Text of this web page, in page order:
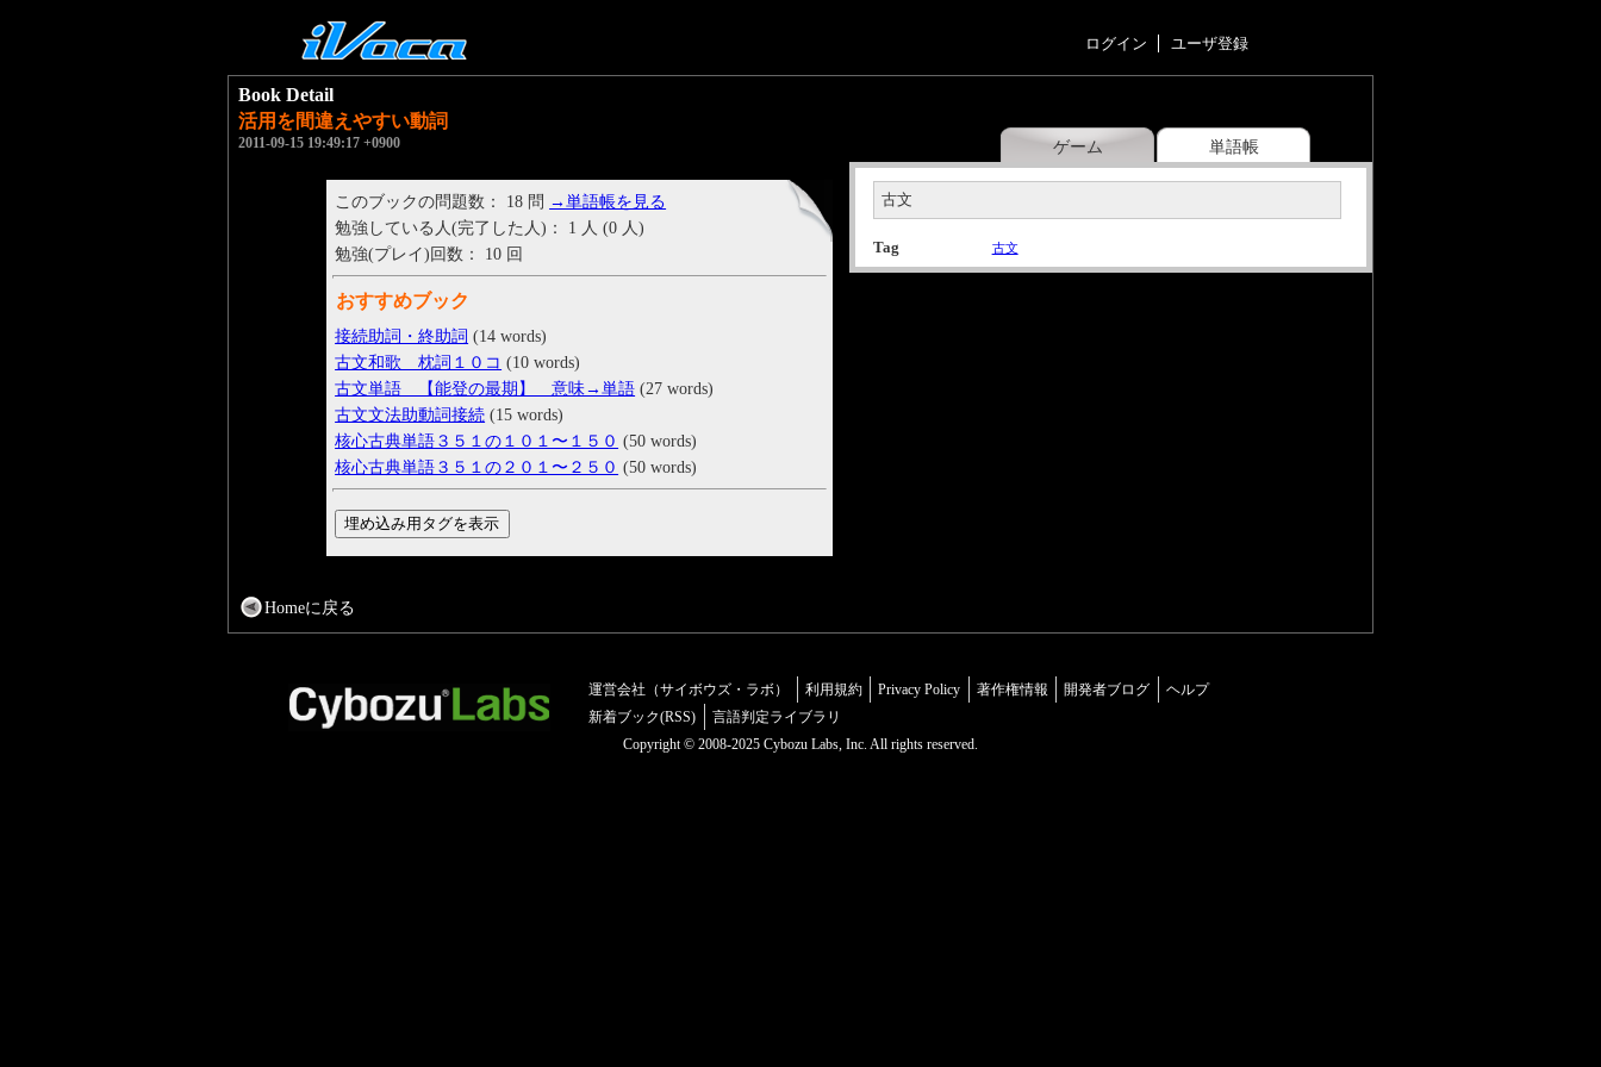
ログイン ユーザ登録
ゲーム 単語帳
Book Detail
活用を間違えやすい動詞
2011-09-15 19:49:17 +0900
古文
Tag 古文
このブックの問題数： 18 問 →単語帳を見る
勉強している人(完了した人)： 1 人 (0 人)
勉強(プレイ)回数： 10 回
おすすめブック
接続助詞・終助詞 (14 words)
古文和歌 枕詞１０コ (10 words)
古文単語 【能登の最期】 意味→単語 (27 words)
古文文法助動詞接続 (15 words)
核心古典単語３５１の１０１〜１５０ (50 words)
核心古典単語３５１の２０１〜２５０ (50 words)
Homeに戻る
運営会社（サイボウズ・ラボ） 利用規約 Privacy Policy 著作権情報 開発者ブログ
ヘルプ
新着ブック(RSS)
言語判定ライブラリ
Copyright © 2008-2025 Cybozu Labs, Inc. All rights reserved.